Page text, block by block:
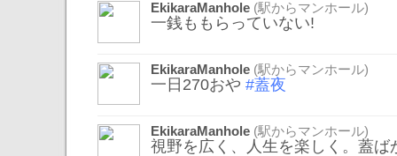
EkikaraManhole (駅からマンホール)
一銭ももらっていない!
EkikaraManhole (駅からマンホール)
一日270おや #蓋夜
EkikaraManhole (駅からマンホール)
視野を広く、人生を楽しく。蓋ば